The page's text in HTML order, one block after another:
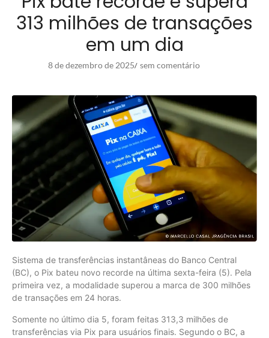
313 milhões de transações
em um dia
8 de dezembro de 2025/ sem comentário
Sistema de transferências instantâneas do Banco Central
(BC), o Pix bateu novo recorde na última sexta-feira (5). Pela
primeira vez, a modalidade superou a marca de 300 milhões
de transações em 24 horas.
Somente no último dia 5, foram feitas 313,3 milhões de
transferências via Pix para usuários finais. Segundo o BC, a